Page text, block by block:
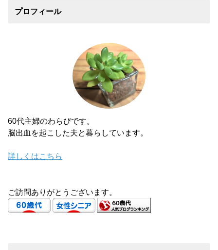
プロフィール
60代主婦のわらびです。
脳出血を起こした夫と暮らしています。
詳しくはこちら
ご訪問ありがとうございます。